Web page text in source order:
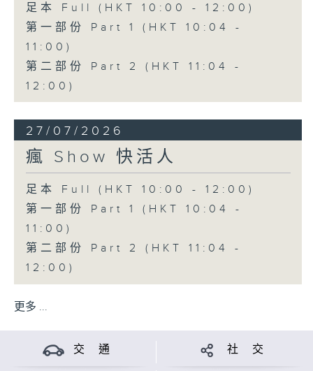
足本 Full (HKT 10:00 - 12:00)
第一部份 Part 1 (HKT 10:04 -
11:00)
第二部份 Part 2 (HKT 11:04 -
12:00)
27/07/2026
瘋 Show 快活人
足本 Full (HKT 10:00 - 12:00)
第一部份 Part 1 (HKT 10:04 -
11:00)
第二部份 Part 2 (HKT 11:04 -
12:00)
更多 ...
交 通 社 交